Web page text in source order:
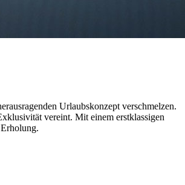
Urlaubskonzept verschmelzen.
vereint. Mit einem erstklassigen